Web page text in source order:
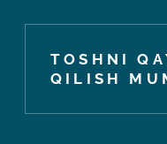
TOSHNI
QILISH